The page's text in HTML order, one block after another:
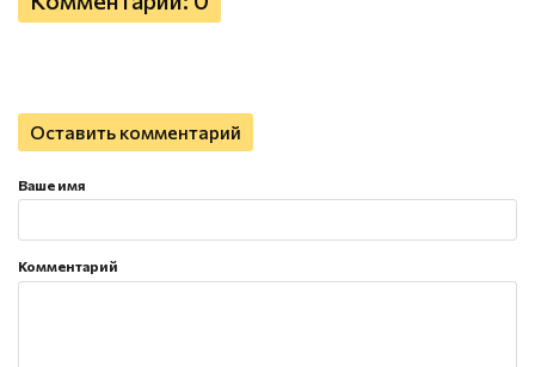
Оставить комментарий
Ваше имя
Комментарий